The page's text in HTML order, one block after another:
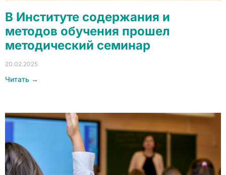
В Институте содержания и
методов обучения прошел
методический семинар
20.02.2025
Читать →